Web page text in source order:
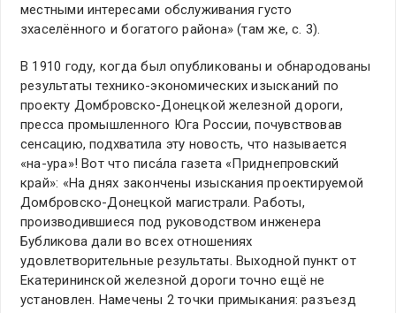
местными интересами обслуживания густо
зхаселённого и богатого района» (там же, с. 3).
В 1910 году, когда был опубликованы и обнародованы
результаты технико-экономических изысканий по
проекту Домбровско-Донецкой железной дороги,
пресса промышленного Юга России, почувствовав
сенсацию, подхватила эту новость, что называется
«на-ура»! Вот что писáла газета «Приднепровский
край»: «На днях закончены изыскания проектируемой
Домбровско-Донецкой магистрали. Работы,
производившиеся под руководством инженера
Бубликова дали во всех отношениях
удовлетворительные результаты. Выходной пункт от
Екатерининской железной дороги точно ещё не
установлен. Намечены 2 точки примыкания: разъезд